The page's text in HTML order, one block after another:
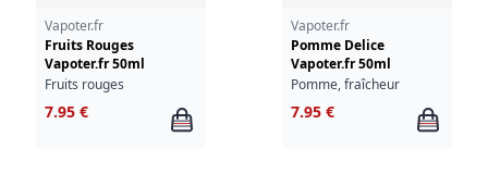
Vapoter.fr
Fruits Rouges
Vapoter.fr 50ml
Fruits rouges
7.95 €
Vapoter.fr
Pomme Delice
Vapoter.fr 50ml
Pomme, fraîcheur
7.95 €